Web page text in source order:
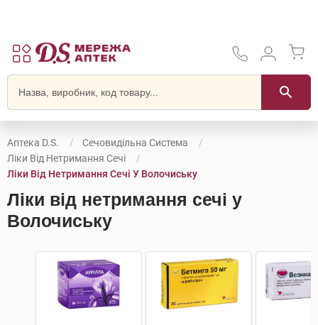
Аптека D.S.
Сечовидільна Система
Ліки Від Нетримання Сечі
Ліки Від Нетримання Сечі У Волочиську
Ліки від нетримання сечі у
Волочиську